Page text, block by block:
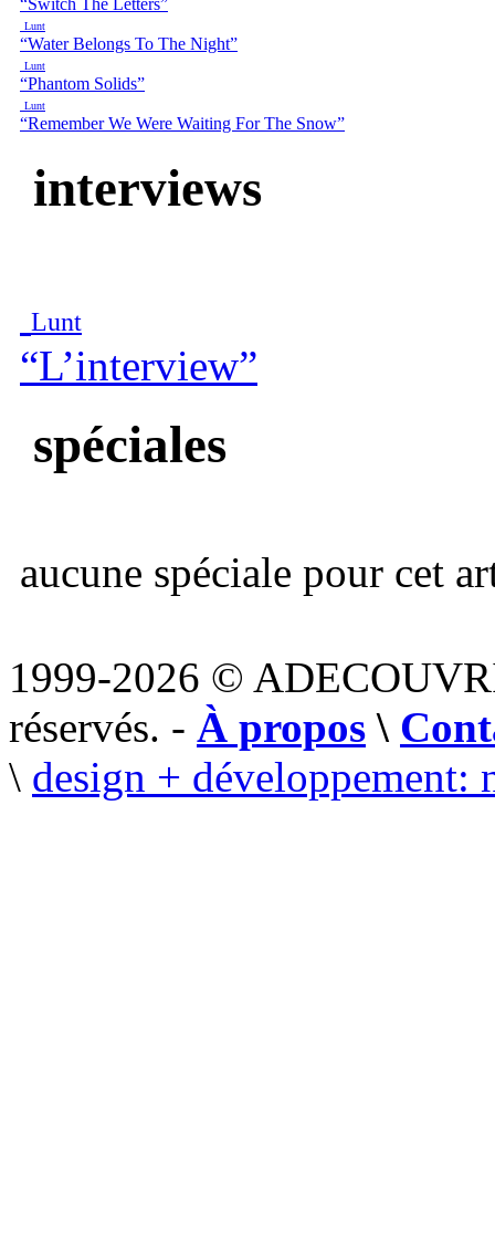
“Switch The Letters”
Lunt
“Water Belongs To The Night”
Lunt
“Phantom Solids”
Lunt
“Remember We Were Waiting For The Snow”
interviews
Lunt
“L’interview”
spéciales
aucune spéciale pour cet
1999-2026 ©
réservés. - À propos \
\ design + développement: